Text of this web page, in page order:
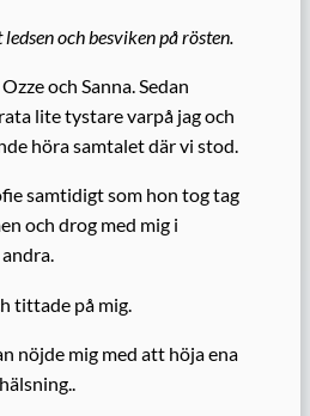
ledsen och besviken på rösten.
och Sanna. Sedan
lite tystare varpå jag och
höra samtalet där vi stod.
samtidigt som hon tog tag
och drog med mig i
tittade på mig.
nöjde mig med att höja ena